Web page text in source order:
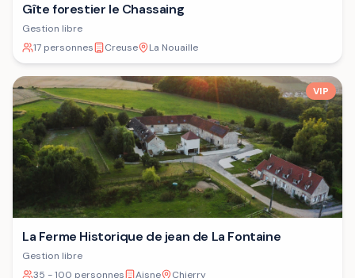
Gîte forestier le Chassaing
Gestion libre
17 personnes
Creuse La Nouaille
VIP
La Ferme Historique de jean de La Fontaine
Gestion libre
35 - 100 personnes
Aisne Chierry